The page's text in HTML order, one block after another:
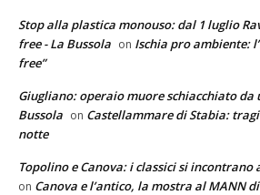
Stop alla plastica monouso: dal 1 luglio
free - La Bussola on Ischia pro ambiente:
free”
Giugliano: operaio muore schiacchiato da
Bussola on Castellammare di Stabia:
notte
Topolino e Canova: i classici si incontrano
on Canova e l’antico, la mostra al MANN